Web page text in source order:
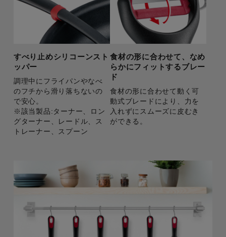
すべり止めシリコーンスト
ッパー
調理中にフライパンやなべ
のフチから滑り落ちないの
で安心。
※該当製品:ターナー、ロン
グターナー、レードル、ス
トレーナー、スプーン
食材の形に合わせて、なめ
らかにフィットするブレー
ド
食材の形に合わせて動く可
動式ブレードにより、力を
入れずにスムーズに皮むき
ができる。